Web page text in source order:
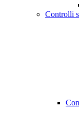
Controlli